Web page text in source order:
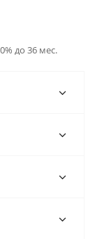
до 36 мес.